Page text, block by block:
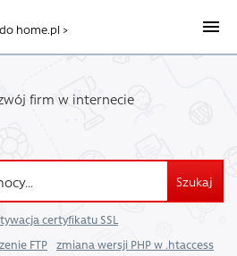
home.pl >
firm w internecie
Szukaj
certyfikatu SSL
FTP zmiana wersji PHP w .htaccess